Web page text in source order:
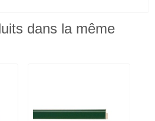
dans la même